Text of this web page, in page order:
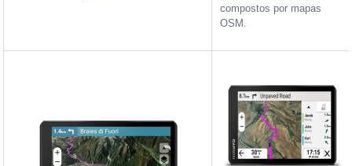
compostos por mapas
OSM.